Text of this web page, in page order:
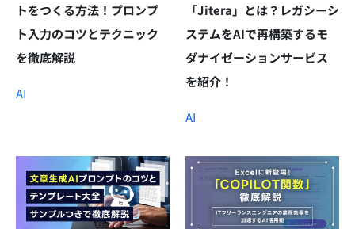
トをつくる方法！プロンプ
ト入力のコツとテクニック
を徹底解説
AI
「Jitera」とは？レガシーシ
ステムをAIで再構築するモ
ダナイゼーションサービス
を紹介！
AI